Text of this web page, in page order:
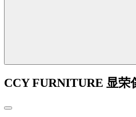
CCY FURNITURE 显荣